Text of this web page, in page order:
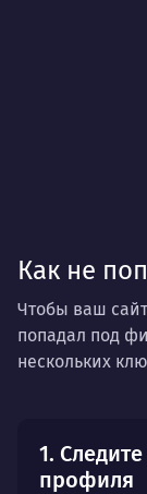
Как не
Чтобы ваш
попадал под
нескольких
1.
профиля